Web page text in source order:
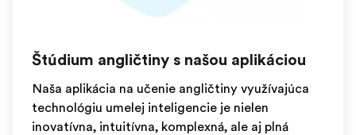
Štúdium angličtiny s našou aplikáciou
Naša aplikácia na učenie angličtiny využívajúca
technológiu umelej inteligencie je nielen
inovatívna, intuitívna, komplexná, ale aj plná